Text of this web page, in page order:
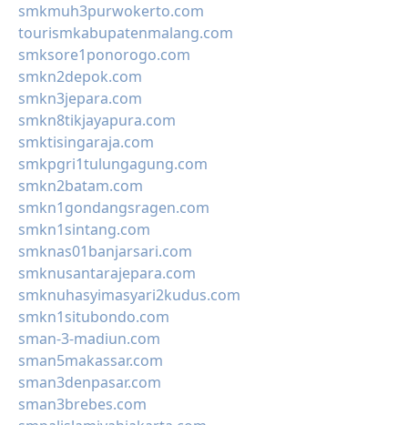
smkmuh3purwokerto.com
tourismkabupatenmalang.com
smksore1ponorogo.com
smkn2depok.com
smkn3jepara.com
smkn8tikjayapura.com
smktisingaraja.com
smkpgri1tulungagung.com
smkn2batam.com
smkn1gondangsragen.com
smkn1sintang.com
smknas01banjarsari.com
smknusantarajepara.com
smknuhasyimasyari2kudus.com
smkn1situbondo.com
sman-3-madiun.com
sman5makassar.com
sman3denpasar.com
sman3brebes.com